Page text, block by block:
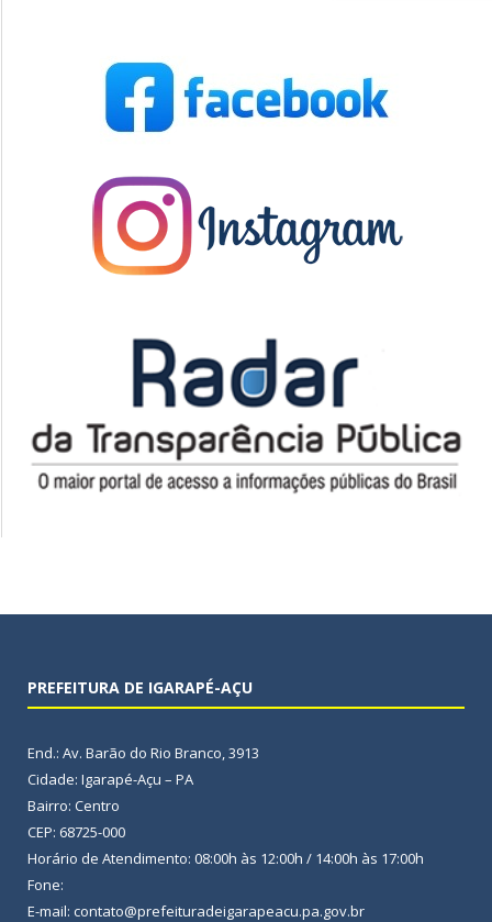
PREFEITURA DE IGARAPÉ-AÇU
End.: Av. Barão do Rio Branco, 3913
Cidade: Igarapé-Açu – PA
Bairro: Centro
CEP: 68725-000
Horário de Atendimento: 08:00h às 12:00h / 14:00h às 17:00h
Fone:
E-mail: contato@prefeituradeigarapeacu.pa.gov.br